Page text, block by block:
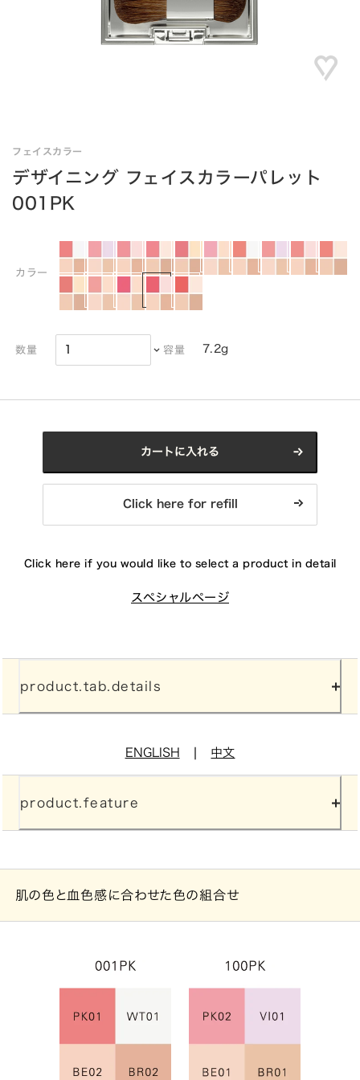
フェイスカラー
デザイニング フェイスカラーパレット
001PK
カラー
数量 容量 7.2g
カートに入れる
Click here for refill
Click here if you would like to select a product in detail
スペシャルページ
product.tab.details
ENGLISH 中文
product.feature
肌の色と血色感に合わせた色の組合せ